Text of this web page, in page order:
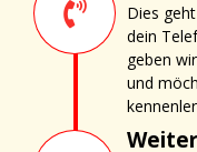
Dies
dein
geben
und